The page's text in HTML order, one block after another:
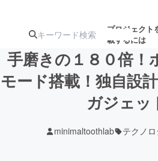
プロジェクト
載するには
注目の新着プロ募
手磨きの１８０倍！
モード搭載！独自設
ガジェッ
minimaltoothlab テクノ